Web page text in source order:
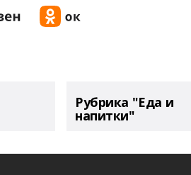
Рубрика "Еда и
напитки"